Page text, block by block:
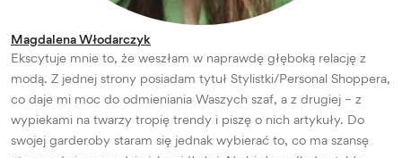
Magdalena Włodarczyk
Ekscytuje mnie to, że weszłam w naprawdę głęboką relację z
modą. Z jednej strony posiadam tytuł Stylistki/Personal Shoppera,
co daje mi moc do odmieniania Waszych szaf, a z drugiej – z
wypiekami na twarzy tropię trendy i piszę o nich artykuły. Do
swojej garderoby staram się jednak wybierać to, co ma szansę